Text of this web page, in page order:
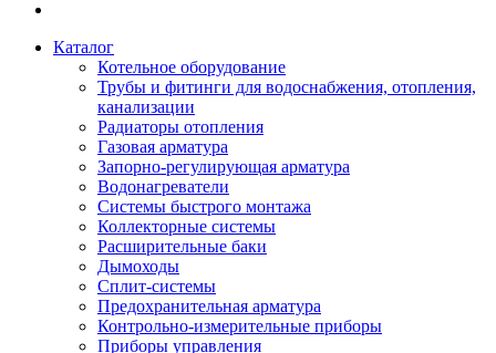
Каталог
Котельное оборудование
Трубы и фитинги для водоснабжения, отопления,
канализации
Радиаторы отопления
Газовая арматура
Запорно-регулирующая арматура
Водонагреватели
Системы быстрого монтажа
Коллекторные системы
Расширительные баки
Дымоходы
Сплит-системы
Предохранительная арматура
Контрольно-измерительные приборы
Приборы управления